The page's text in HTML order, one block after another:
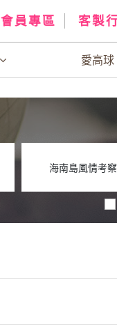
會員專區 客製
愛高球